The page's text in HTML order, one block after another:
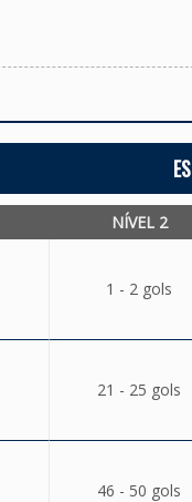
NÍVEL 2
1 - 2 gols
21 - 25 gols
46 - 50 gols